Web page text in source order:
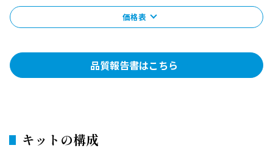
価格表
品質報告書はこちら
キットの構成